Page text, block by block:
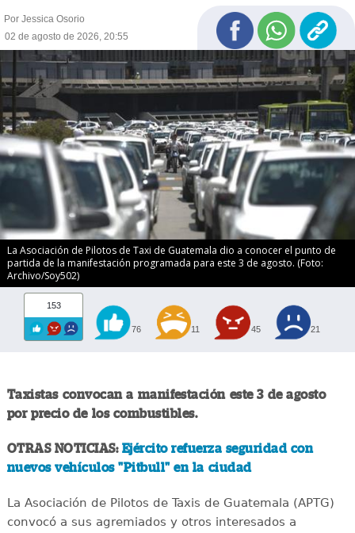
Por Jessica Osorio
02 de agosto de 2026, 20:55
La Asociación de Pilotos de Taxi de Guatemala dio a conocer el punto de
partida de la manifestación programada para este 3 de agosto. (Foto:
Archivo/Soy502)
153
76 11 45 21
Taxistas convocan a manifestación este 3 de agosto
por precio de los combustibles.
OTRAS NOTICIAS: Ejército refuerza seguridad con
nuevos vehículos "Pitbull" en la ciudad
La Asociación de Pilotos de Taxis de Guatemala (APTG)
convocó a sus agremiados y otros interesados a